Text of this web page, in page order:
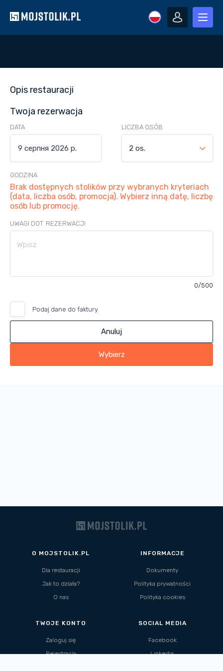
Opis restauracji
Twoja rezerwacja
DATA LICZBA OSÓB
2 os.
GODZINA
Brak dostępnych stolików przy wybranych kryteriach
(data, liczba osób, promocja). Wybierz inną datę, liczbę
osób lub promocję.
UWAGI DOT. REZERWACJI
0/500
Podaj dane do faktury
Anuluj
Wybierz
O MOJSTOLIK.PL
Dla restauracji
Jak to działa?
O nas
INFORMACJE
Dokumenty
Polityka prywatności
Polityka cookies
TWOJE KONTO
Zaloguj się
Rejestracja
SOCIAL MEDIA
Facebook
Linkedin